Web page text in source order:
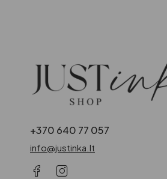
+370 640 77 057
info@justinka.lt